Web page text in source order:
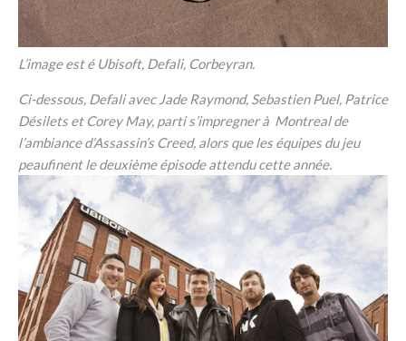
L’image est é Ubisoft, Defali, Corbeyran.
Ci-dessous, Defali avec Jade Raymond, Sebastien Puel, Patrice
Désilets et Corey May, parti s’impregner à Montreal de
l’ambiance d’Assassin’s Creed, alors que les équipes du jeu
peaufinent le deuxième épisode attendu cette année.